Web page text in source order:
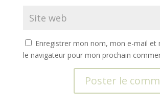
Enregistrer mon nom, mon e-mail et
le navigateur pour mon prochain